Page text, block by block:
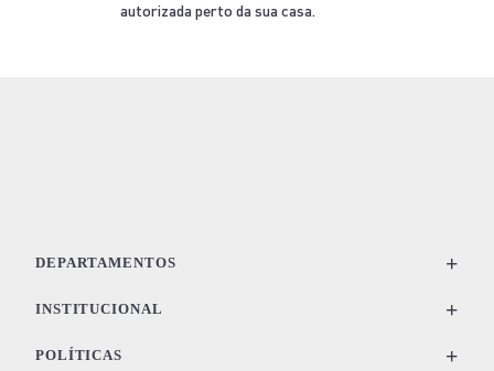
autorizada perto da sua casa.
DEPARTAMENTOS +
Ventilacão
Eletroportáteis
INSTITUCIONAL +
Sobre a Arno
POLÍTICAS +